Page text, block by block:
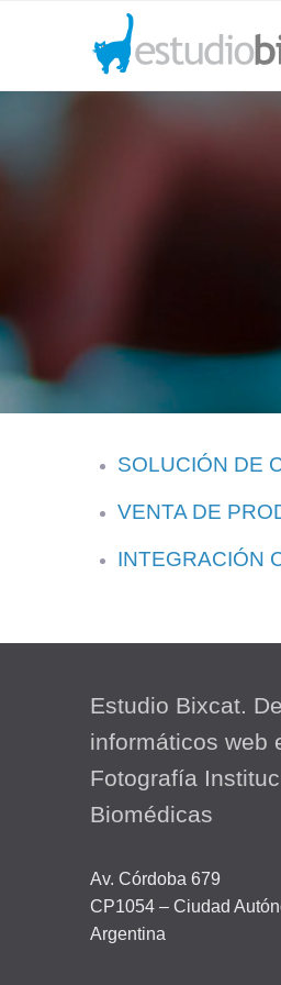
SOLUCIÓN DE
VENTA DE
INTEGRACIÓN
Estudio Bixcat.
informáticos web
Fotografía
Biomédicas
Av. Córdoba 679
CP1054 – Ciudad
Argentina